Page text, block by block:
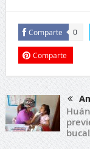
Comparte 0
Comparte